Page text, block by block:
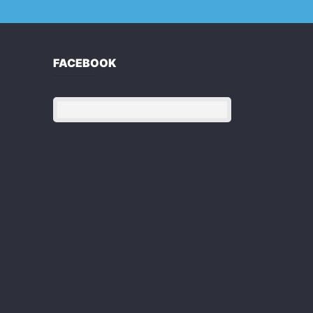
FACEBOOK